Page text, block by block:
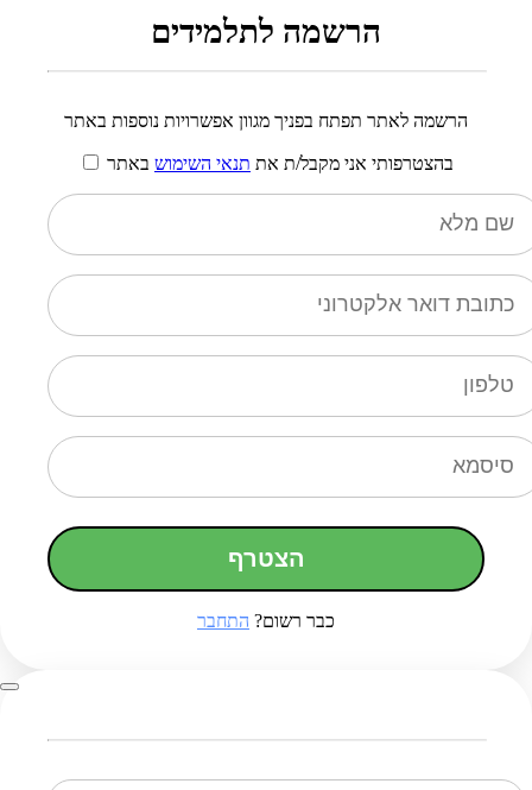
הרשמה לתלמידים
הרשמה לאתר תפתח בפניך מגוון אפשרויות נוספות באתר
בהצטרפותי אני מקבל/ת את תנאי השימוש באתר
הצטרף
כבר רשום? התחבר